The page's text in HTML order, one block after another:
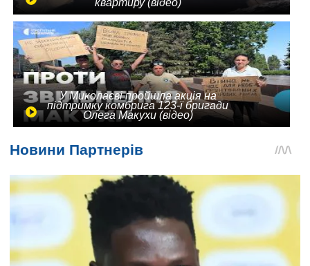
квартиру (відео)
У Миколаєві пройшла акція на
підтримку комбрига 123-ї бригади
Олега Макухи (відео)